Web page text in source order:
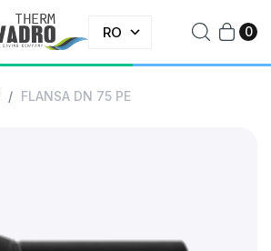
RO 0
/ FLANSA DN 75 PE